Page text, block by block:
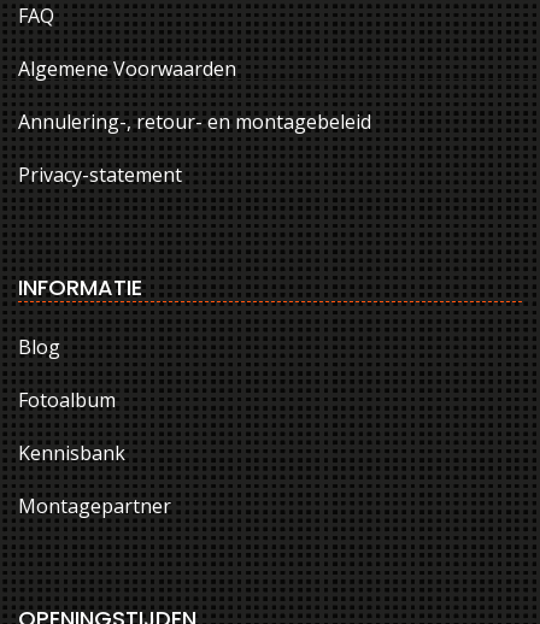
FAQ
Algemene Voorwaarden
Annulering-, retour- en montagebeleid
Privacy-statement
INFORMATIE
Blog
Fotoalbum
Kennisbank
Montagepartner